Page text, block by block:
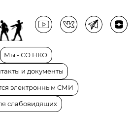
Мы - СО НКО
и документы
электронным СМИ
слабовидящих